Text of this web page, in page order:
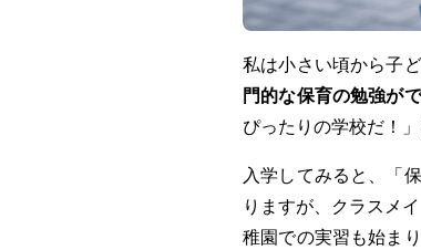
私は小さい頃から子
門的な保育の勉強が
ぴったりの学校だ！
入学してみると、「
りますが、クラスメ
稚園での実習も始ま